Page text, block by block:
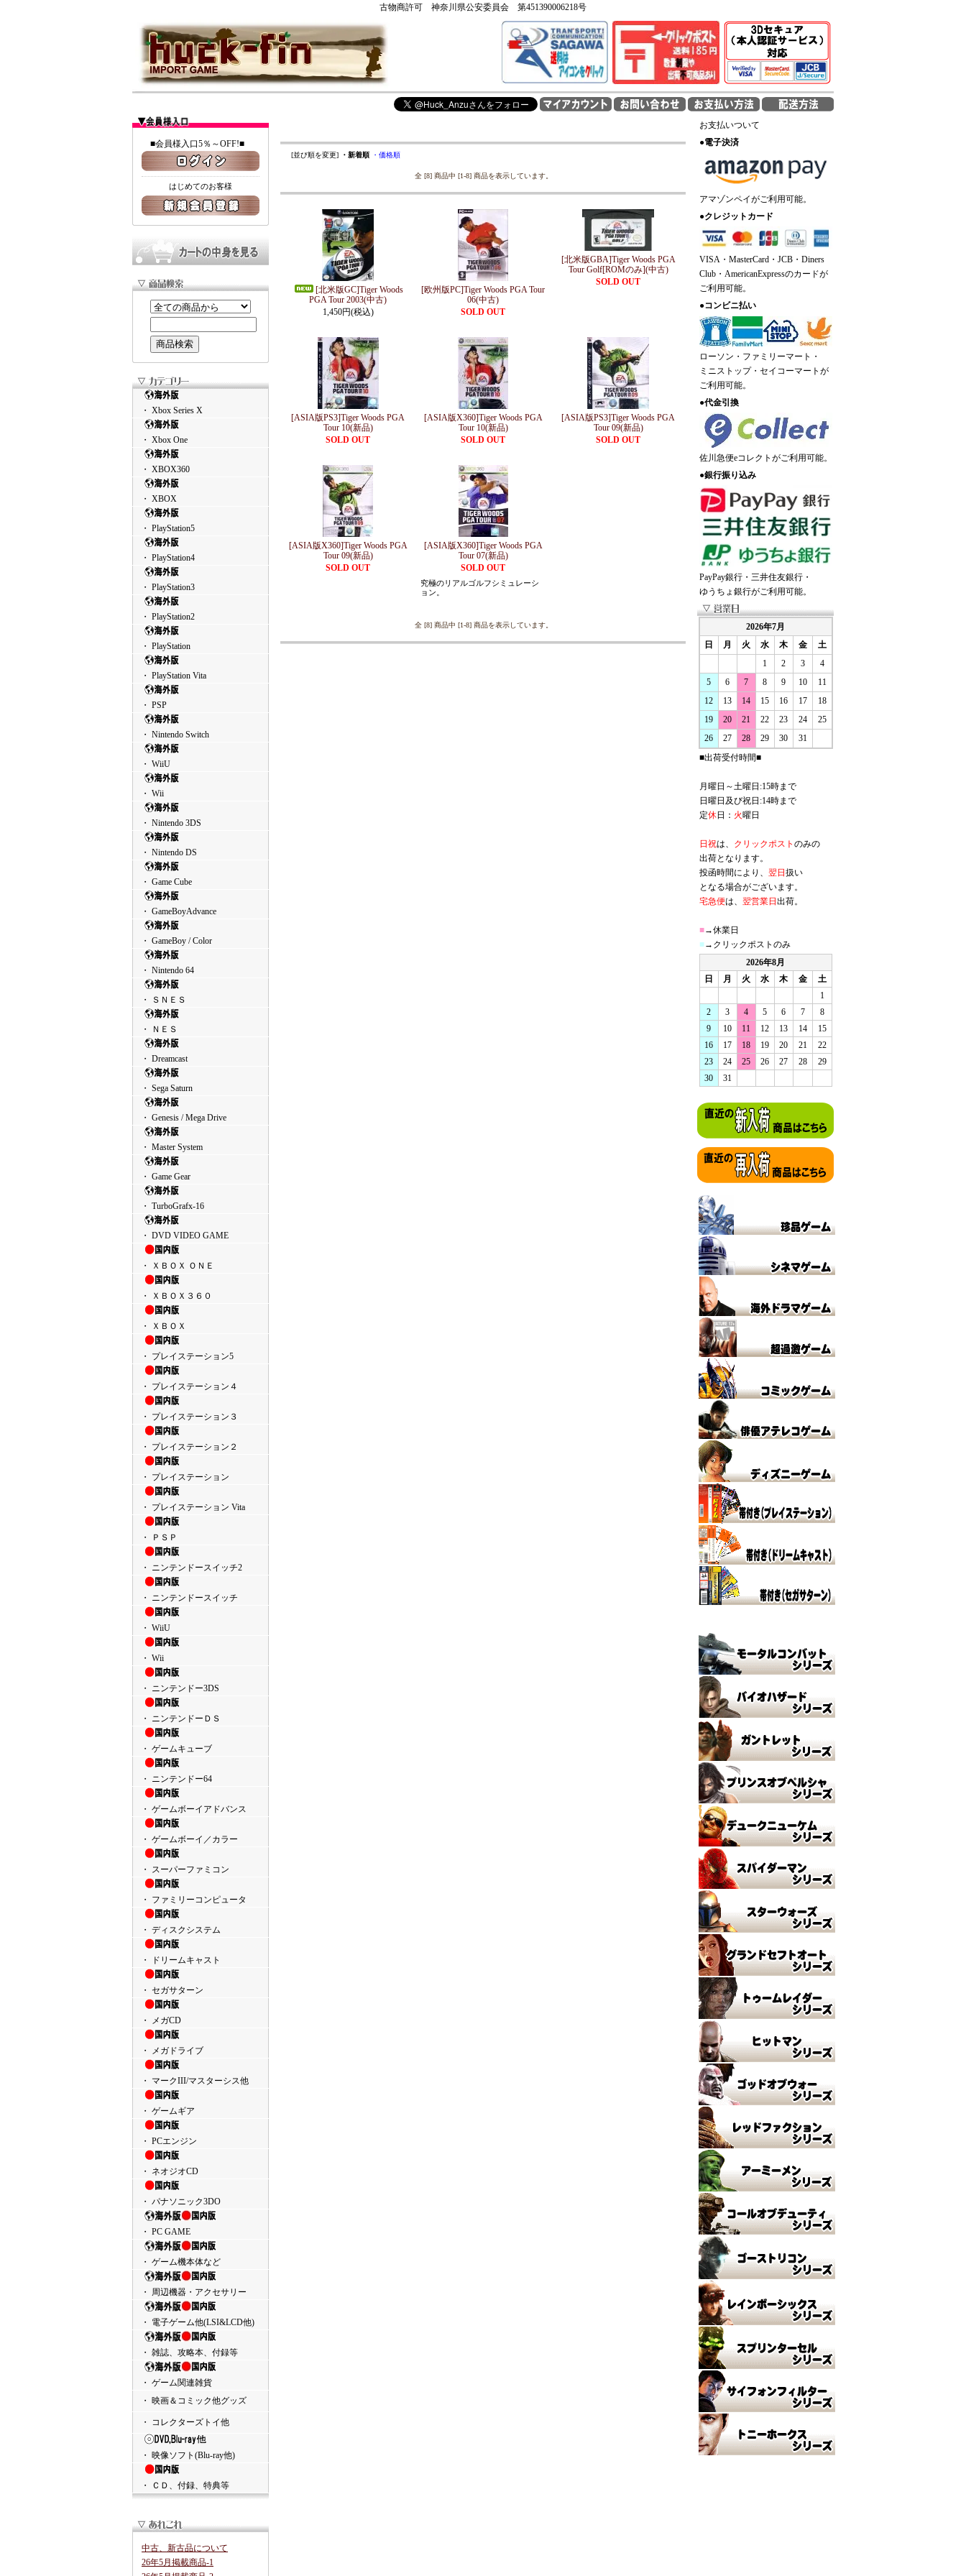
古物商許可 神奈川県公安委員会 第451390006218号
■会員様入口5％～OFF!■
はじめてのお客様
・ Xbox Series X
・ Xbox One
・ XBOX360
・ XBOX
・ PlayStation5
・ PlayStation4
・ PlayStation3
・ PlayStation2
・ PlayStation
・ PlayStation Vita
・ PSP
・ Nintendo Switch
・ WiiU
・ Wii
・ Nintendo 3DS
・ Nintendo DS
・ Game Cube
・ GameBoyAdvance
・ GameBoy / Color
・ Nintendo 64
・ ＳＮＥＳ
・ ＮＥＳ
・ Dreamcast
・ Sega Saturn
・ Genesis / Mega Drive
・ Master System
・ Game Gear
・ TurboGrafx-16
・ DVD VIDEO GAME
・ ＸＢＯＸ ＯＮＥ
・ ＸＢＯＸ３６０
・ ＸＢＯＸ
・ プレイステーション5
・ プレイステーション４
・ プレイステーション３
・ プレイステーション２
・ プレイステーション
・ プレイステーション Vita
・ ＰＳＰ
・ ニンテンドースイッチ2
・ ニンテンドースイッチ
・ WiiU
・ Wii
・ ニンテンドー3DS
・ ニンテンドーＤＳ
・ ゲームキューブ
・ ニンテンドー64
・ ゲームボーイアドバンス
・ ゲームボーイ／カラー
・ スーパーファミコン
・ ファミリーコンピュータ
・ ディスクシステム
・ ドリームキャスト
・ セガサターン
・ メガCD
・ メガドライブ
・ マークIII/マスターシス他
・ ゲームギア
・ PCエンジン
・ ネオジオCD
・ パナソニック3DO
・ PC GAME
・ ゲーム機本体など
・ 周辺機器・アクセサリー
・ 電子ゲーム他(LSI&LCD他)
・ 雑誌、攻略本、付録等
・ ゲーム関連雑貨
・ 映画＆コミック他グッズ
・ コレクターズトイ他
・ 映像ソフト(Blu-ray他)
・ ＣＤ、付録、特典等
中古、新古品について
26年5月掲載商品-1
[並び順を変更] ・新着順 ・価格順
全 [8] 商品中 [1-8] 商品を表示しています。
[北米版GC]Tiger Woods
PGA Tour 2003(中古)
1,450円(税込)
[欧州版PC]Tiger Woods PGA Tour
06(中古)
SOLD OUT
[北米版GBA]Tiger Woods PGA
Tour Golf[ROMのみ](中古)
SOLD OUT
[ASIA版PS3]Tiger Woods PGA
Tour 10(新品)
SOLD OUT
[ASIA版X360]Tiger Woods PGA
Tour 10(新品)
SOLD OUT
[ASIA版PS3]Tiger Woods PGA
Tour 09(新品)
SOLD OUT
[ASIA版X360]Tiger Woods PGA
Tour 09(新品)
SOLD OUT
[ASIA版X360]Tiger Woods PGA
Tour 07(新品)
SOLD OUT
究極のリアルゴルフシミュレーシ
ョン。
全 [8] 商品中 [1-8] 商品を表示しています。
お支払いついて
●電子決済
アマゾンペイがご利用可能。
●クレジットカード
VISA・MasterCard・JCB・Diners
Club・AmericanExpressのカードが
ご利用可能。
●コンビニ払い
ローソン・ファミリーマート・
ミニストップ・セイコーマートが
ご利用可能。
●代金引換
佐川急便eコレクトがご利用可能。
●銀行振り込み
PayPay銀行・三井住友銀行・
ゆうちょ銀行がご利用可能。
2026年7月
日
月 火 水 木 金
土
1
2 3
4
5
6 7 8 9 10
11
12
13 14 15 16 17
18
19
20 21 22 23 24
25
26
27 28 29 30
31
■出荷受付時間■
月曜日～土曜日:15時まで
日曜日及び祝日:14時まで
定休日： 火曜日
日祝は、 クリックポスト のみの
出荷となります。
投函時間により、 翌日 扱い
となる場合がございます。
宅急便は、 翌営業日 出荷。
■→休業日
■→クリックポストのみ
2026年8月
日
月 火 水 木 金
土
1
2
3 4 5 6 7
8
9
10 11 12 13 14
15
16
17 18 19 20 21
22
23
24 25 26 27 28
29
30
31